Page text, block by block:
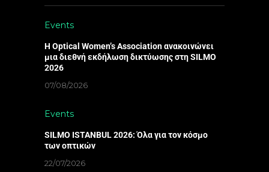
Events
Η Optical Women’s Association ανακοινώνει
μια διεθνή εκδήλωση δικτύωσης στη SILMO
2026
07/08/2026
Events
SILMO ISTANBUL 2026: Όλα για τον κόσμο
των οπτικών
22/07/2026